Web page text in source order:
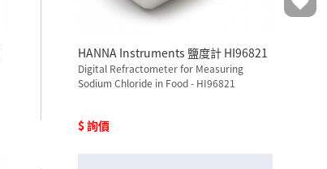
HANNA Instruments 鹽度計 HI96821
Digital Refractometer for Measuring
Sodium Chloride in Food - HI96821
$ 詢價